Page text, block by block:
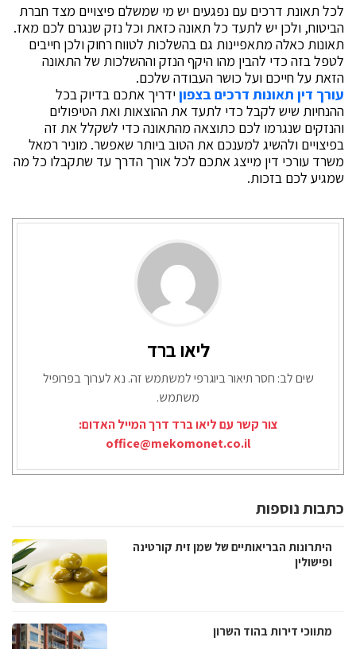
לכל תאונת דרכים עם נפגעים יש מי שמשלם פיצויים מצד חברת
הביטוח, ולכן יש לתעד כל תאונה כזאת וכל נזק שנגרם לכם מאז.
תאונות כאלה מתאפיינות גם בהשלכות לטווח רחוק ולכן חייבים
לטפל בזה כדי להבין מהו היקף הנזק וההשלכות של התאונה
הזאת על חייכם ועל כושר העבודה שלכם.
עורך דין תאונות דרכים בצפוןידריך אתכם בדיוק בכל
ההנחיות שיש לקבל כדי לתעד את ההוצאות ואת הטיפולים
והנזקים שנגרמו לכם כתוצאה מהתאונה כדי לשקלל את זה
בפיצויים ולהשיג למענכם את הטוב ביותר שאפשר. מוניר רמאל
משרד עורכי דין מייצג אתכם לכל אורך הדרך עד שתקבלו כל מה
שמגיע לכם בזכות.
ליאו ברד
שים לב: חסר תיאור ביוגרפי למשתמש זה. נא לערוך בפרופיל
משתמש.
צור קשר עם ליאו ברד דרך המייל האדום:
office@mekomonet.co.il
כתבות נוספות
היתרונות הבריאותיים של שמן זית קורטינה
ופישולין
מתווכי דירות בהוד השרון